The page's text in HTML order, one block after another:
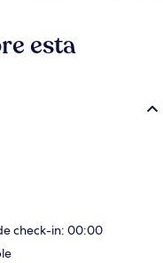
esta
check-in: 00:00